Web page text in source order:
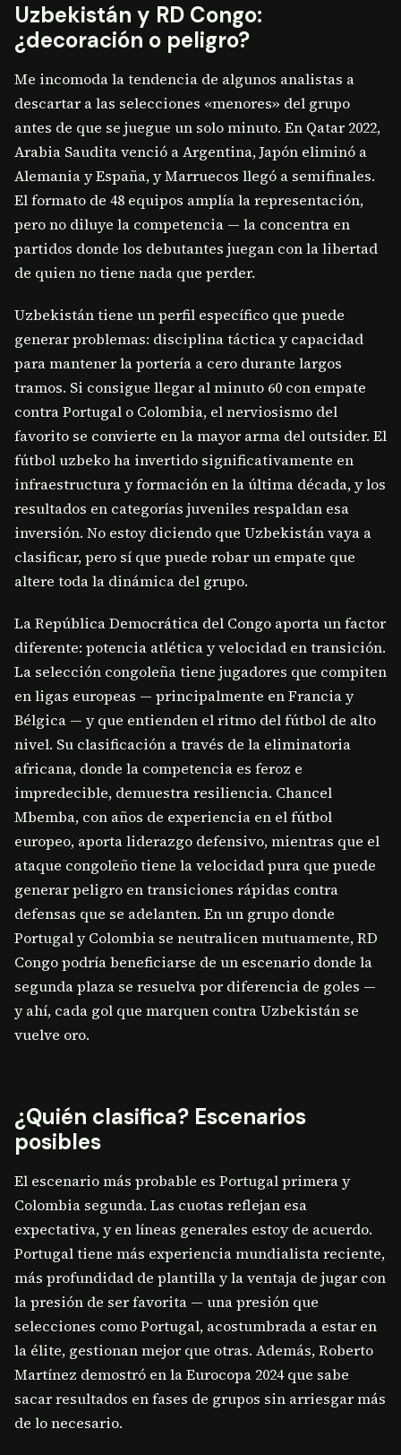
Uzbekistán y RD Congo:
¿decoración o peligro?
Me incomoda la tendencia de algunos analistas a
descartar a las selecciones «menores» del grupo
antes de que se juegue un solo minuto. En Qatar 2022,
Arabia Saudita venció a Argentina, Japón eliminó a
Alemania y España, y Marruecos llegó a semifinales.
El formato de 48 equipos amplía la representación,
pero no diluye la competencia — la concentra en
partidos donde los debutantes juegan con la libertad
de quien no tiene nada que perder.
Uzbekistán tiene un perfil específico que puede
generar problemas: disciplina táctica y capacidad
para mantener la portería a cero durante largos
tramos. Si consigue llegar al minuto 60 con empate
contra Portugal o Colombia, el nerviosismo del
favorito se convierte en la mayor arma del outsider. El
fútbol uzbeko ha invertido significativamente en
infraestructura y formación en la última década, y los
resultados en categorías juveniles respaldan esa
inversión. No estoy diciendo que Uzbekistán vaya a
clasificar, pero sí que puede robar un empate que
altere toda la dinámica del grupo.
La República Democrática del Congo aporta un factor
diferente: potencia atlética y velocidad en transición.
La selección congoleña tiene jugadores que compiten
en ligas europeas — principalmente en Francia y
Bélgica — y que entienden el ritmo del fútbol de alto
nivel. Su clasificación a través de la eliminatoria
africana, donde la competencia es feroz e
impredecible, demuestra resiliencia. Chancel
Mbemba, con años de experiencia en el fútbol
europeo, aporta liderazgo defensivo, mientras que el
ataque congoleño tiene la velocidad pura que puede
generar peligro en transiciones rápidas contra
defensas que se adelanten. En un grupo donde
Portugal y Colombia se neutralicen mutuamente, RD
Congo podría beneficiarse de un escenario donde la
segunda plaza se resuelva por diferencia de goles —
y ahí, cada gol que marquen contra Uzbekistán se
vuelve oro.
¿Quién clasifica? Escenarios
posibles
El escenario más probable es Portugal primera y
Colombia segunda. Las cuotas reflejan esa
expectativa, y en líneas generales estoy de acuerdo.
Portugal tiene más experiencia mundialista reciente,
más profundidad de plantilla y la ventaja de jugar con
la presión de ser favorita — una presión que
selecciones como Portugal, acostumbrada a estar en
la élite, gestionan mejor que otras. Además, Roberto
Martínez demostró en la Eurocopa 2024 que sabe
sacar resultados en fases de grupos sin arriesgar más
de lo necesario.